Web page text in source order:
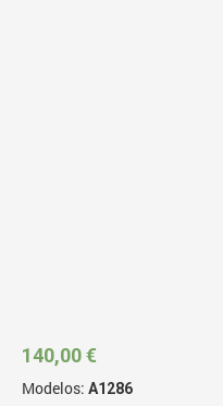
140,00€
Modelos: A1286